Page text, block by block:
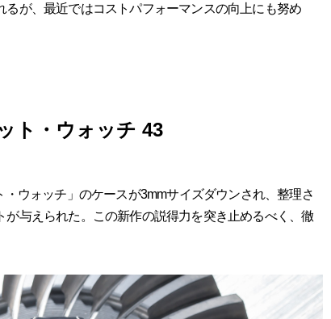
るが、最近ではコストパフォーマンスの向上にも努め
ト・ウォッチ 43
ウォッチ」のケースが3mmサイズダウンされ、整理さ
与えられた。この新作の説得力を突き止めるべく、徹